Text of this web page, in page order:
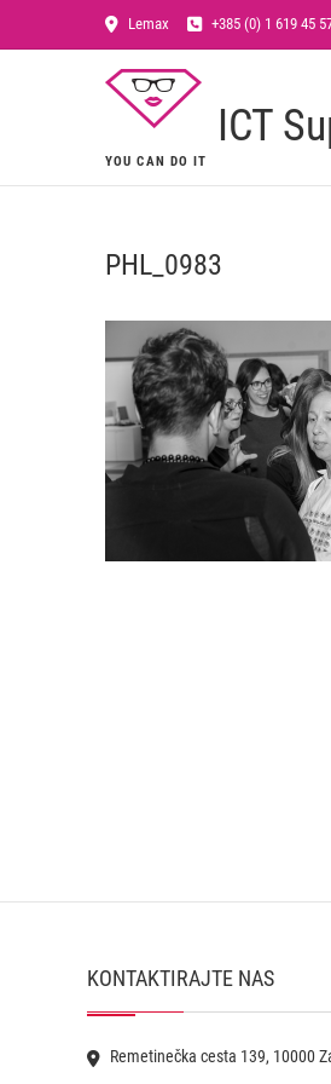
Lemax +385 (0) 1 619 45
ICT
YOU CAN DO IT
PHL_0983
KONTAKTIRAJTE NAS
Remetinečka cesta 139, 10000